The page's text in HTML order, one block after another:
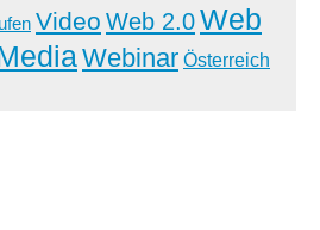
Video Web 2.0Web
Webinar Österreich